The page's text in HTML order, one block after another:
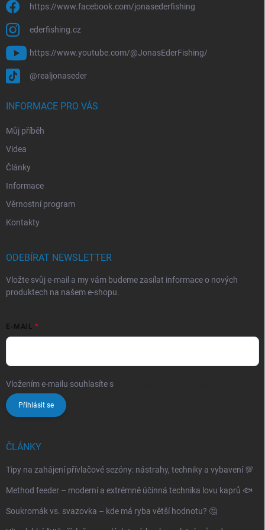
https://www.facebook.com/jonasederfishing
ederfishing.cz
https://www.youtube.com/@JonasEderFishing/
@realjonaseder
INFORMACE PRO VÁS
Můj příběh
Videa
Články
Informace
Věrnostní program
Kontakty
ODEBÍRAT NEWSLETTER
Vložte svůj e-mail a my vám budeme zasílat informace o nových
produktech na našem e-shopu.
E-MAIL
Vložením e-mailu souhlasíte s
Přihlásit se
ČLÁNKY
Tipy na zahájení přívlačové sezóny: nástrahy, techniky a vybavení 💯
Method feeder – moderní a extrémně účinná technika lovu kaprů 🐟
Soukromák vs. svazovka – kde má ryba větší hodnotu? 🤔